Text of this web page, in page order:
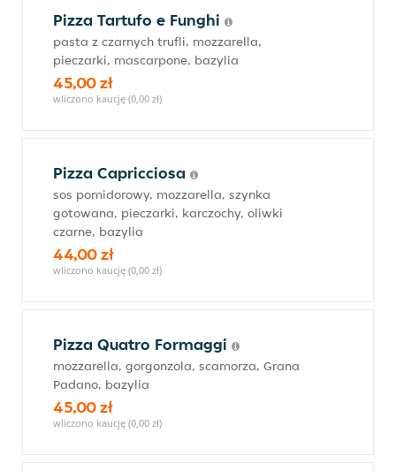
Pizza Tartufo e Funghi
pasta z czarnych trufli, mozzarella,
pieczarki, mascarpone, bazylia
45,00 zł
wliczono kaucję (0,00 zł)
Pizza Capricciosa
sos pomidorowy, mozzarella, szynka
gotowana, pieczarki, karczochy, oliwki
czarne, bazylia
44,00 zł
wliczono kaucję (0,00 zł)
Pizza Quatro Formaggi
mozzarella, gorgonzola, scamorza, Grana
Padano, bazylia
45,00 zł
wliczono kaucję (0,00 zł)